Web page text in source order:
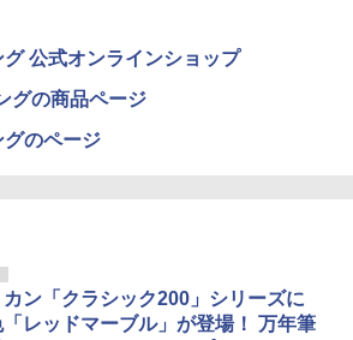
公式オンラインショップ
グの商品ページ
のページ
ン「クラシック200」シリーズに
「レッドマーブル」が登場！ 万年筆